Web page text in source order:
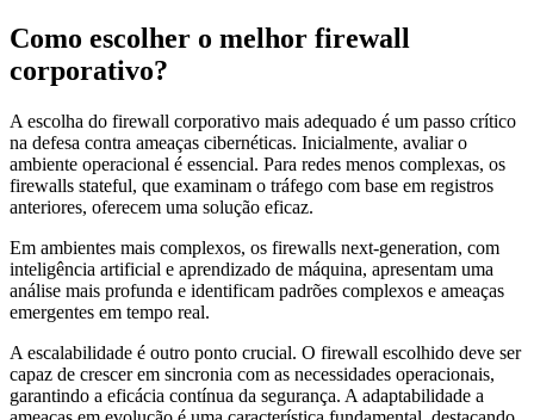
Como escolher o melhor firewall
corporativo?
A escolha do firewall corporativo mais adequado é um passo crítico
na defesa contra ameaças cibernéticas. Inicialmente, avaliar o
ambiente operacional é essencial. Para redes menos complexas, os
firewalls stateful, que examinam o tráfego com base em registros
anteriores, oferecem uma solução eficaz.
Em ambientes mais complexos, os firewalls next-generation, com
inteligência artificial e aprendizado de máquina, apresentam uma
análise mais profunda e identificam padrões complexos e ameaças
emergentes em tempo real.
A escalabilidade é outro ponto crucial. O firewall escolhido deve ser
capaz de crescer em sincronia com as necessidades operacionais,
garantindo a eficácia contínua da segurança. A adaptabilidade a